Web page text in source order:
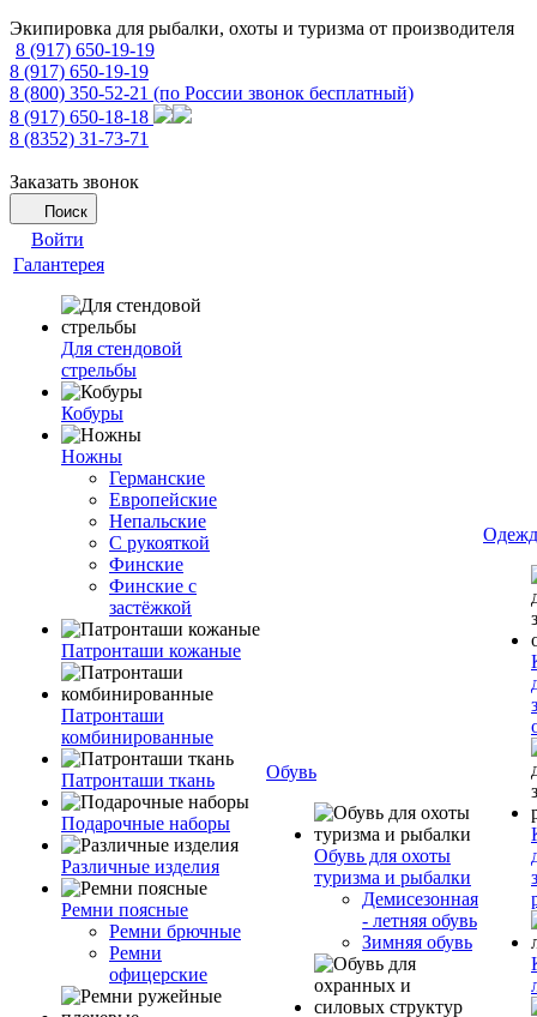
Экипировка для рыбалки, охоты и туризма от производителя
8 (917) 650-19-19
8 (917) 650-19-19
8 (800) 350-52-21 (по России звонок бесплатный)
8 (917) 650-18-18
8 (8352) 31-73-71
Заказать звонок
Поиск
Войти
Галантерея
Для стендовой
стрельбы
Кобуры
Ножны
Германские
Европейские
Непальские
С рукояткой
Финские
Финские с
застёжкой
Патронташи кожаные
Патронташи
комбинированные
Патронташи ткань
Подарочные наборы
Различные изделия
Ремни поясные
Ремни брючные
Ремни
офицерские
Обувь
Обувь для охоты
туризма и рыбалки
Демисезонная
- летняя обувь
Зимняя обувь